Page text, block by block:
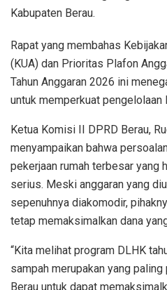
Kabupaten Berau.
Rapat yang membahas
(KUA) dan Prioritas Plafon
Tahun Anggaran 2026 ini
untuk memperkuat pengelolaan
Ketua Komisi II DPRD Berau,
menyampaikan bahwa
pekerjaan rumah terbesar yang
serius. Meski anggaran yang
sepenuhnya diakomodir,
tetap memaksimalkan dana
“Kita melihat program DLHK
sampah merupakan yang
Berau untuk dapat